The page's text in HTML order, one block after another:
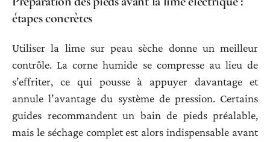
étapes concrètes
Utiliser la lime sur peau sèche donne un meilleur
contrôle. La corne humide se compresse au lieu de
s’effriter, ce qui pousse à appuyer davantage et
annule l’avantage du système de pression. Certains
guides recommandent un bain de pieds préalable,
mais le séchage complet est alors indispensable avant